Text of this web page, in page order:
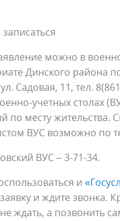
можно в
Динского района
Садовая, 11, тел.
учетных столах
по месту жительства.
ВУС возможно по
ВУС – 3-71-34.
и
и ждите звонка.
ждать, а позвонить